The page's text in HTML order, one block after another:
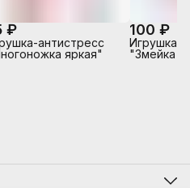
₽
антистресс
яркая"
100 ₽
Игрушка-
"Змейка с